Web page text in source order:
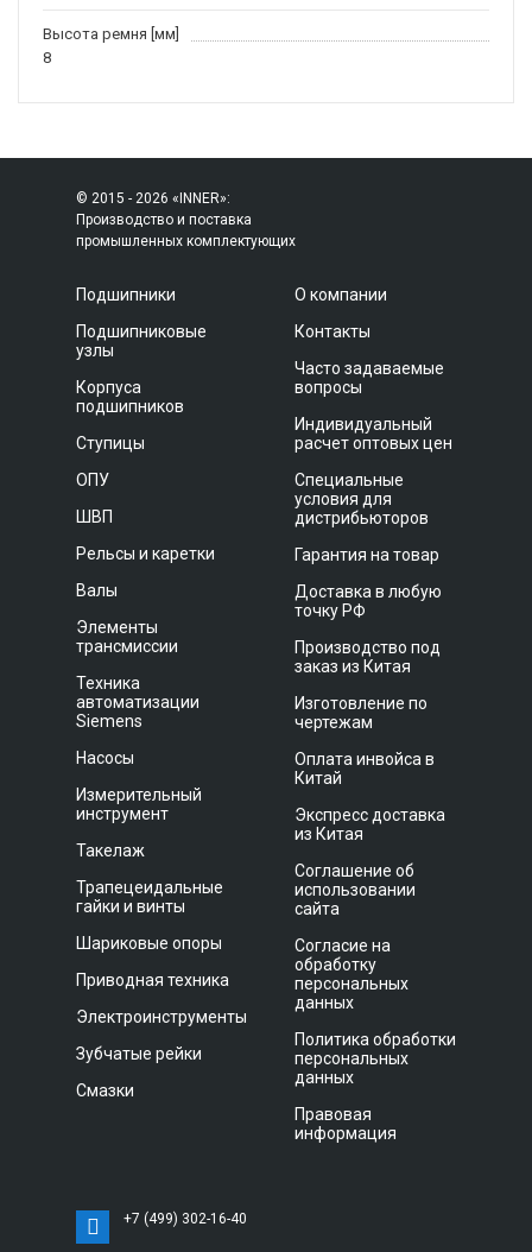
Высота ремня [мм]
8
© 2015 - 2026 «INNER»:
Производство и поставка
промышленных комплектующих
Подшипники
Подшипниковые
узлы
Корпуса
подшипников
Ступицы
ОПУ
ШВП
Рельсы и каретки
Валы
Элементы
трансмиссии
Техника
автоматизации
Siemens
Насосы
Измерительный
инструмент
Такелаж
Трапецеидальные
гайки и винты
Шариковые опоры
Приводная техника
Электроинструменты
Зубчатые рейки
Смазки
О компании
Контакты
Часто задаваемые
вопросы
Индивидуальный
расчет оптовых цен
Специальные
условия для
дистрибьюторов
Гарантия на товар
Доставка в любую
точку РФ
Производство под
заказ из Китая
Изготовление по
чертежам
Оплата инвойса в
Китай
Экспресс доставка
из Китая
Соглашение об
использовании
сайта
Согласие на
обработку
персональных
данных
Политика обработки
персональных
данных
Правовая
информация
+7 (499) 302-16-40